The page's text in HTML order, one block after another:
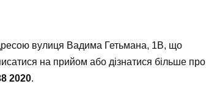
вулиця Вадима Гетьмана, 1В, що
на прийом або дізнатися більше про
2020.